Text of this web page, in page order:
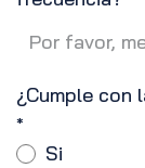
¿Cumple
*
Si